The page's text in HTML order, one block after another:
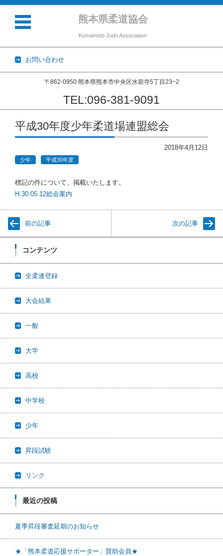
熊本県柔道協会
Kumamoto Judo Association
お問い合わせ
〒862-0950 熊本県熊本市中央区水前寺5丁目23−2
TEL:096-381-9091
コンテンツに移動
平成30年度少年柔道場連盟総会
2018年4月12日
少年 平成30年度
標記の件について、掲載いたします。
H.30.05.12総会案内
前の記事 次の記事
コンテンツ
全柔連登録
大会結果
一般
大学
高校
中学校
少年
昇段試験
リンク
最近の投稿
夏季昇段審査延期のお知らせ
★「熊本柔道応援サポーター」賛助会員★